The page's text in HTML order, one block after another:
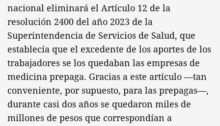
nacional eliminará el Artículo 12 de la
resolución 2400 del año 2023 de la
Superintendencia de Servicios de Salud, que
establecía que el excedente de los aportes de los
trabajadores se los quedaban las empresas de
medicina prepaga. Gracias a este artículo —tan
conveniente, por supuesto, para las prepagas—,
durante casi dos años se quedaron miles de
millones de pesos que correspondían a